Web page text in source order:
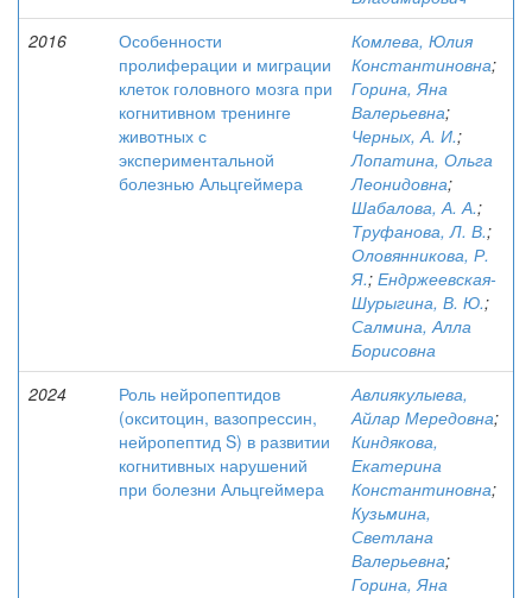
2016
Особенности
пролиферации и миграции
клеток головного мозга при
когнитивном тренинге
животных с
экспериментальной
болезнью Альцгеймера
Комлева, Юлия
Константиновна;
Горина, Яна
Валерьевна;
Черных, А. И.;
Лопатина, Ольга
Леонидовна;
Шабалова, А. А.;
Труфанова, Л. В.;
Оловянникова, Р.
Я.; Ендржеевская-
Шурыгина, В. Ю.;
Салмина, Алла
Борисовна
2024
Роль нейропептидов
(окситоцин, вазопрессин,
нейропептид S) в развитии
когнитивных нарушений
при болезни Альцгеймера
Авлиякулыева,
Айлар Мередовна;
Киндякова,
Екатерина
Константиновна;
Кузьмина,
Светлана
Валерьевна;
Горина, Яна